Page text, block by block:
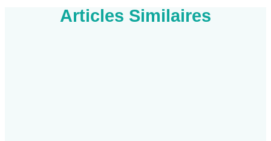
Articles Similaires